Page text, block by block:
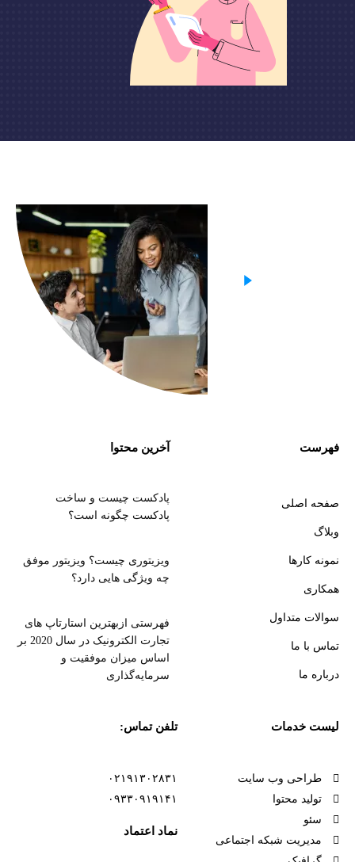
فهرست
صفحه اصلی
وبلاگ
نمونه کارها
همکاری
سوالات متداول
تماس با ما
درباره ما
آخرین محتوا
پادکست چیست و ساخت
پادکست چگونه است؟
ویزیتوری چیست؟ ویزیتور موفق
چه ویژگی هایی دارد؟
فهرستی ازبهترین استارتاپ های
تجارت الکترونیک در سال 2020 بر
اساس میزان موفقیت و
سرمایه‌گذاری
لیست خدمات
طراحی وب سایت
تولید محتوا
سئو
مدیریت شبکه اجتماعی
تلفن تماس:
۰۲۱۹۱۳۰۲۸۳۱
۰۹۳۳۰۹۱۹۱۴۱
نماد اعتماد